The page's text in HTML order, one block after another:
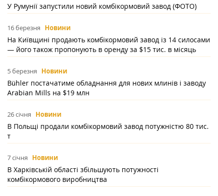
У Румунії запустили новий комбікормовий завод (ФОТО)
16 березня Новини
На Київщині продають комбікормовий завод із 14 силосами
— його також пропонують в оренду за $15 тис. в місяць
5 березня Новини
Bühler постачатиме обладнання для нових млинів і заводу
Arabian Mills на $19 млн
26 січня Новини
В Польщі продали комбікормовий завод потужністю 80 тис.
т
7 січня Новини
В Харківській області збільшують потужності
комбікормового виробництва